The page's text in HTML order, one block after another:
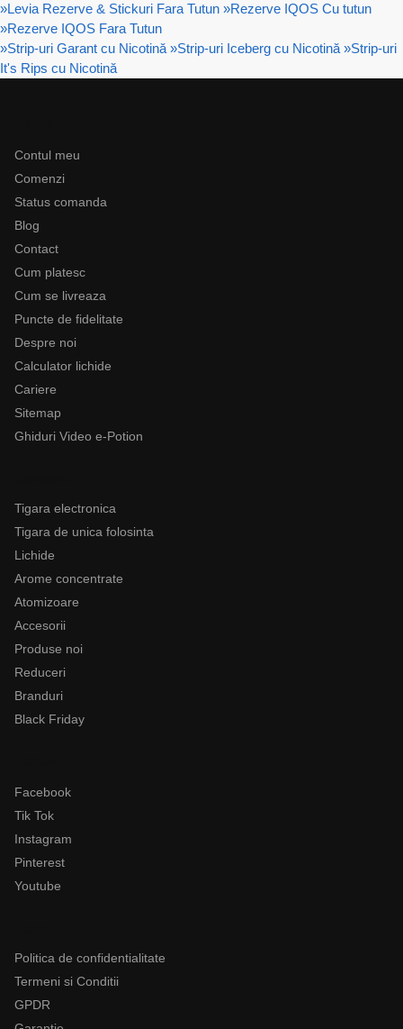
»Levia Rezerve & Stickuri Fara Tutun »Rezerve IQOS Cu tutun
»Rezerve IQOS Fara Tutun
»Strip-uri Garant cu Nicotină »Strip-uri Iceberg cu Nicotină »Strip-uri
It's Rips cu Nicotină
Contul meu
Comenzi
Status comanda
Blog
Contact
Cum platesc
Cum se livreaza
Puncte de fidelitate
Despre noi
Calculator lichide
Cariere
Sitemap
Ghiduri Video e-Potion
Tigara electronica
Tigara de unica folosinta
Lichide
Arome concentrate
Atomizoare
Accesorii
Produse noi
Reduceri
Branduri
Black Friday
Facebook
Tik Tok
Instagram
Pinterest
Youtube
Politica de confidentialitate
Termeni si Conditii
GPDR